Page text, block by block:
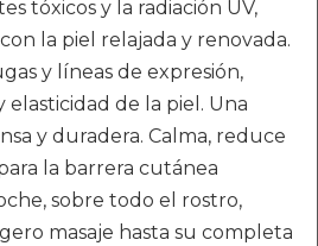
tóxicos y la radiación UV,
la piel relajada y renovada.
y líneas de expresión,
elasticidad de la piel. Una
y duradera. Calma, reduce
la barrera cutánea
sobre todo el rostro,
masaje hasta su completa